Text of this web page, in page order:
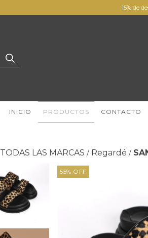
15% de
INICIO PRODUCTOS CONTACTO
TODAS LAS MARCAS / Regardé /
55% OFF